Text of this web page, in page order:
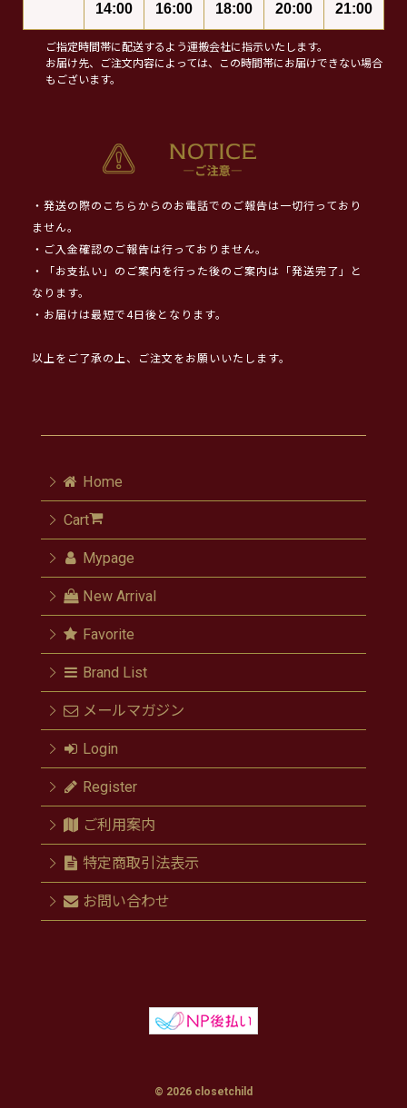
14:00
16:00
18:00
20:00
21:00
ご指定時間帯に配送するよう運搬会社に指示いたします。
お届け先、ご注文内容によっては、この時間帯にお届けできない場合
もございます。
・発送の際のこちらからのお電話でのご報告は一切行っており
ません。
・ご入金確認のご報告は行っておりません。
・「お支払い」のご案内を行った後のご案内は「発送完了」と
なります。
・お届けは最短で4日後となります。
以上をご了承の上、ご注文をお願いいたします。
Home
Cart
Mypage
New Arrival
Favorite
Brand List
メールマガジン
Login
Register
ご利用案内
特定商取引法表示
お問い合わせ
© 2026 closetchild